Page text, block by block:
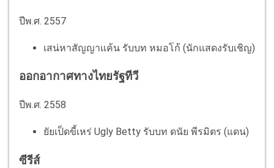
ปีพ.ศ. 2557
เสน่หาสัญญาแค้น รับบท หมอโก้ (นักแสดงรับเชิญ)
ออกอากาศทางไทยรัฐทีวี
ปีพ.ศ. 2558
ยัยเป็ดขี้เหร่ Ugly Betty รับบท ดนัย พีรมิตร (แดน)
ซีรีส์